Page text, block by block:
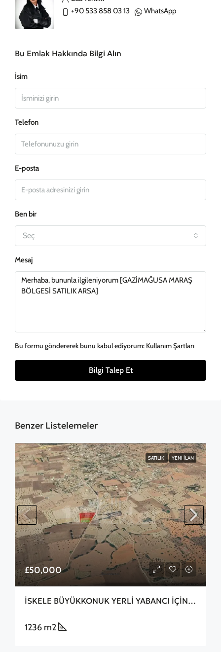
+90 533 858 03 13
WhatsApp
Bu Emlak Hakkında Bilgi Alın
İsim
Telefon
E-posta
Ben bir
Seç
Mesaj
Bu formu göndererek bunu kabul ediyorum: Kullanım Şartları
Bilgi Talep Et
Benzer Listelemeler
SATILIK YENI İLAN
£50,000
İSKELE BÜYÜKKONUK YERLİ YABANCI İÇİN 1 DÖNÜM
1236 m2